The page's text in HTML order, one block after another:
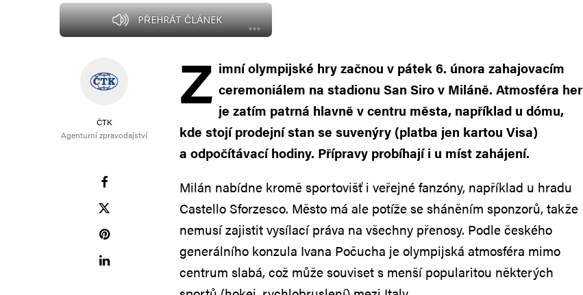
PŘEHRÁT ČLÁNEK
ČTK
Agenturní zpravodajství
Z imní olympijské hry začnou v pátek 6. února zahajovacím
ceremoniálem na stadionu San Siro v Miláně. Atmosféra her
je zatím patrná hlavně v centru města, například u dómu,
kde stojí prodejní stan se suvenýry (platba jen kartou Visa)
a odpočítávací hodiny. Přípravy probíhají i u míst zahájení.
Milán nabídne kromě sportovišť i veřejné fanzóny, například u hradu
Castello Sforzesco. Město má ale potíže se sháněním sponzorů, takže
nemusí zajistit vysílací práva na všechny přenosy. Podle českého
generálního konzula Ivana Počucha je olympijská atmosféra mimo
centrum slabá, což může souviset s menší popularitou některých